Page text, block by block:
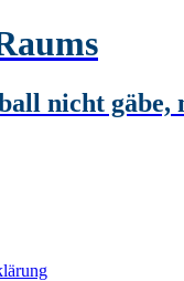
nicht